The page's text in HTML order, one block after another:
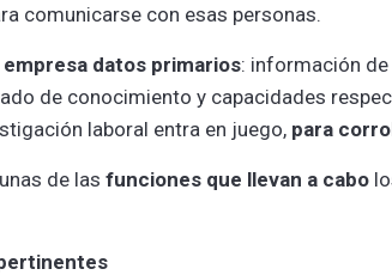
comunicarse con esas personas.
datos primarios: información
de conocimiento y capacidades
laboral entra en juego, para
de las funciones que llevan a cabo